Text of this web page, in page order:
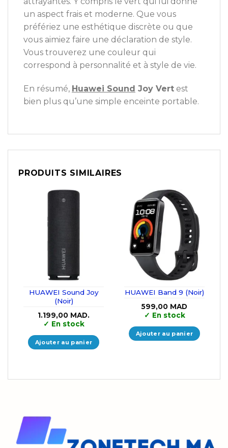
un aspect frais et moderne. Que vous
préfériez une esthétique discrète ou que
vous aimiez faire une déclaration de style.
Vous trouverez une couleur qui
correspond à personnalité et à style de vie.
En résumé, Huawei Sound Joy Vert est
bien plus qu’une simple enceinte portable.
PRODUITS SIMILAIRES
HUAWEI Sound Joy
(Noir)
1.199,00 MAD.
✓ En stock
Ajouter au panier
HUAWEI Band 9 (Noir)
599,00 MAD
✓ En stock
Ajouter au panier